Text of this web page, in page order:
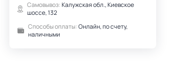
Самовывоз:Калужская обл., Киевское
шоссе, 132
Способы оплаты:Онлайн, по счету,
наличными